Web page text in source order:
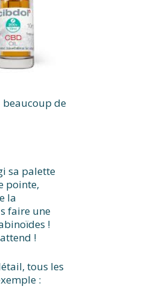
beaucoup de
sa palette
pointe,
la
faire une
!
!
tous les
: